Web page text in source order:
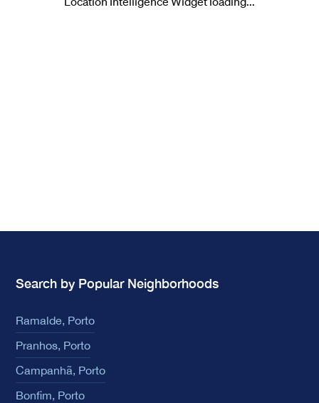
Search by Popular Neighborhoods
Ramalde, Porto
Pranhos, Porto
Campanhã, Porto
Bonfim, Porto